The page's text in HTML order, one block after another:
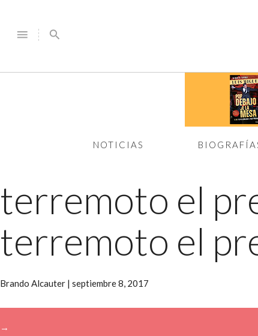
menu search
NOTICIAS
terremoto el
terremoto el
Brando Alcauter | septiembre 8, 2017
→